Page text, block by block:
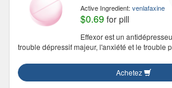
Active Ingredient: venlafaxine
$0.69 for pill
Effexor est un
trouble dépressif majeur, l'anxiété et le trouble
Achetez